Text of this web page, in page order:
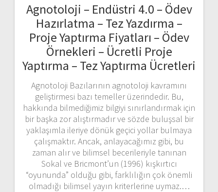
Agnotoloji – Endüstri 4.0 – Ödev
Hazırlatma – Tez Yazdırma –
Proje Yaptırma Fiyatları – Ödev
Örnekleri – Ücretli Proje
Yaptırma – Tez Yaptırma Ücretleri
Agnotoloji Bazılarının agnotoloji kavramını
geliştirmesi bazı temeller üzerindedir. Bu,
hakkında bilmediğimiz bilgiyi sınırlandırmak için
bir başka zor alıştırmadır ve sözde buluşsal bir
yaklaşımla ileriye dönük geçici yollar bulmaya
çalışmaktır. Ancak, anlayacağımız gibi, bu
zaman alır ve bilimsel becerileriyle tanınan
Sokal ve Bricmont’un (1996) kışkırtıcı
“oyununda” olduğu gibi, farklılığın çok önemli
olmadığı bilimsel yayın kriterlerine uymaz.…